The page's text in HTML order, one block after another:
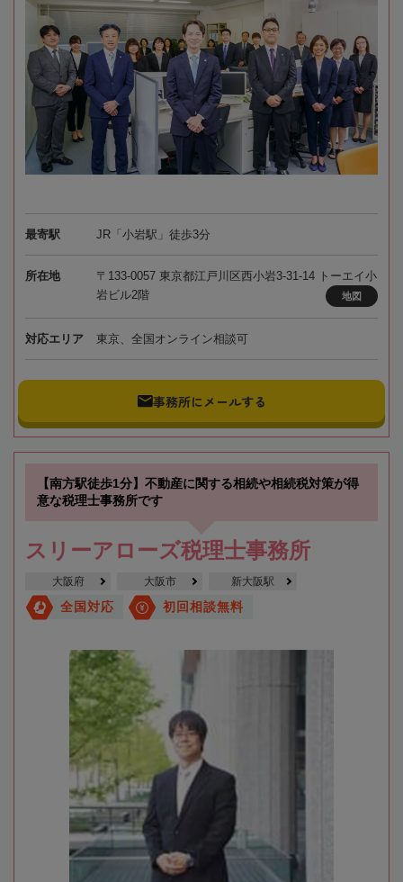
最寄駅 JR「小岩駅」徒歩3分
所在地
〒133-0057 東京都江戸川区西小岩3-31-14 トーエイ小
岩ビル2階
地図
対応エリア 東京、全国オンライン相談可
事務所にメールする
【南方駅徒歩1分】不動産に関する相続や相続税対策が得
意な税理士事務所です
スリーアローズ税理士事務所
大阪府 大阪市 新大阪駅
全国対応 初回相談無料